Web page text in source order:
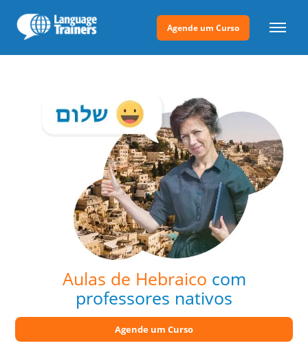
Agende um Curso
Aulas de Hebraico com
professores nativos
Agende um Curso